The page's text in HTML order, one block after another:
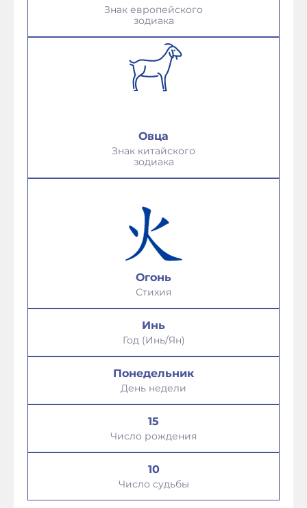
Знак европейского
зодиака
Овца
Знак китайского
зодиака
Огонь
Стихия
Инь
Год (Инь/Ян)
Понедельник
День недели
15
Число рождения
10
Число судьбы